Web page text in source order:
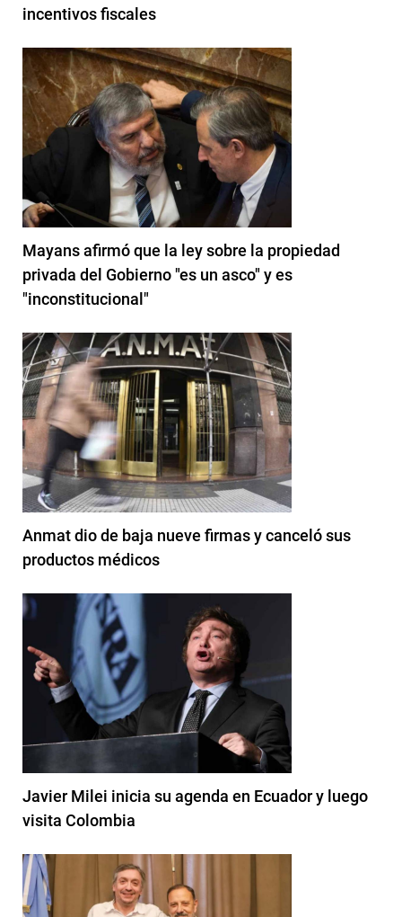
incentivos fiscales
Mayans afirmó que la ley sobre la propiedad
privada del Gobierno "es un asco" y es
"inconstitucional"
Anmat dio de baja nueve firmas y canceló sus
productos médicos
Javier Milei inicia su agenda en Ecuador y luego
visita Colombia